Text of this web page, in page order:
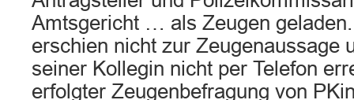
Amtsgericht … als Zeugen
erschien nicht zur Zeugenaussage
seiner Kollegin nicht per Telefon
erfolgter Zeugenbefragung von